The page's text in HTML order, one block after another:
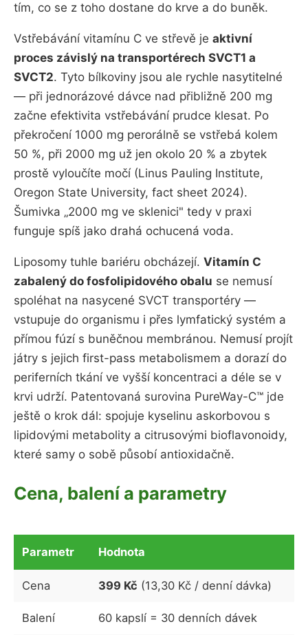
tím, co se z toho dostane do krve a do buněk.
Vstřebávání vitamínu C ve střevě je aktivní
proces závislý na transportérech SVCT1 a
SVCT2. Tyto bílkoviny jsou ale rychle nasytitelné
— při jednorázové dávce nad přibližně 200 mg
začne efektivita vstřebávání prudce klesat. Po
překročení 1000 mg perorálně se vstřebá kolem
50 %, při 2000 mg už jen okolo 20 % a zbytek
prostě vyloučíte močí (Linus Pauling Institute,
Oregon State University, fact sheet 2024).
Šumivka „2000 mg ve sklenici" tedy v praxi
funguje spíš jako drahá ochucená voda.
Liposomy tuhle bariéru obcházejí. Vitamín C
zabalený do fosfolipidového obalu se nemusí
spoléhat na nasycené SVCT transportéry —
vstupuje do organismu i přes lymfatický systém a
přímou fúzí s buněčnou membránou. Nemusí projít
játry s jejich first-pass metabolismem a dorazí do
periferních tkání ve vyšší koncentraci a déle se v
krvi udrží. Patentovaná surovina PureWay-C™ jde
ještě o krok dál: spojuje kyselinu askorbovou s
lipidovými metabolity a citrusovými bioflavonoidy,
které samy o sobě působí antioxidačně.
Cena, balení a parametry
Parametr Hodnota
Cena 399 Kč (13,30 Kč / denní dávka)
Balení 60 kapslí = 30 denních dávek